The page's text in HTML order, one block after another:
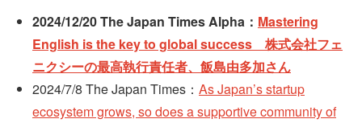
2024/12/20 The Japan Times Alpha： Mastering
English is the key to global success 株式会社フェ
ニクシーの最高執行責任者、飯島由多加さん
2024/7/8 The Japan Times： As Japan’s startup
ecosystem grows, so does a supportive community of